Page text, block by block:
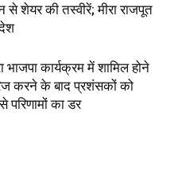
से शेयर की तस्वीरें; मीरा राजपूत
भाजपा कार्यक्रम में शामिल होने
करने के बाद प्रशंसकों को
परिणामों का डर